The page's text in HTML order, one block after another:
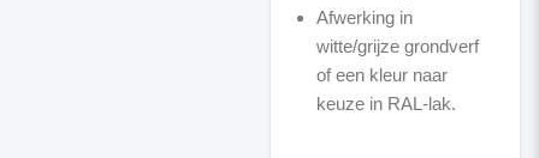
Afwerking in
witte/grijze grondverf
of een kleur naar
keuze in RAL-lak.